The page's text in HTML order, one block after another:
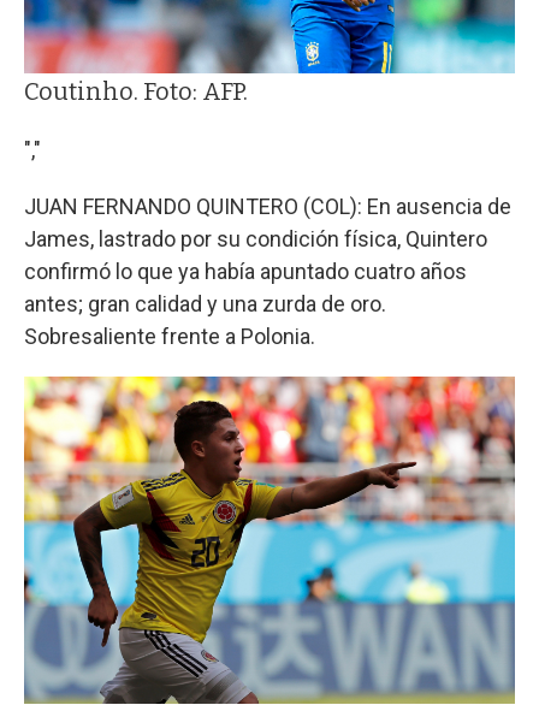
Coutinho. Foto: AFP.
","
JUAN FERNANDO QUINTERO (COL): En ausencia de
James, lastrado por su condición física, Quintero
confirmó lo que ya había apuntado cuatro años
antes; gran calidad y una zurda de oro.
Sobresaliente frente a Polonia.